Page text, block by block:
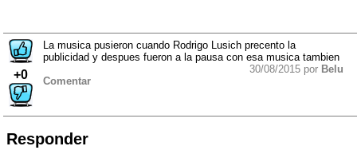
+0
La musica pusieron cuando Rodrigo Lusich precento la
publicidad y despues fueron a la pausa con esa musica tambien
30/08/2015 por Belu
Comentar
Responder